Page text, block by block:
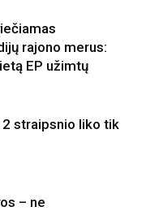
rajono merus:
EP užimtų
straipsnio liko tik
– ne